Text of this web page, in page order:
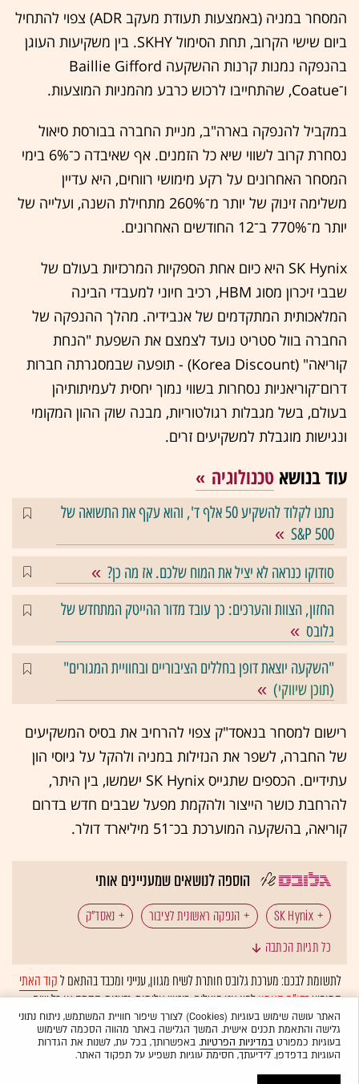
המסחר במניה (באמצעות תעודת מעקב ADR) צפוי להתחיל
ביום שישי הקרוב, תחת הסימול SKHY. בין משקיעות העוגן
בהנפקה נמנות קרנות ההשקעה Baillie Gifford
ו־Coatue, שהתחייבו לרכוש כרבע מהמניות המוצעות.
במקביל להנפקה בארה"ב, מניית החברה בבורסת סיאול
נסחרת קרוב לשווי שיא כל הזמנים. אף שאיבדה כ־6% בימי
המסחר האחרונים על רקע מימושי רווחים, היא עדיין
משלימה זינוק של יותר מ־260% מתחילת השנה, ועלייה של
יותר מ־770% ב־12 החודשים האחרונים.
SK Hynix היא כיום אחת הספקיות המרכזיות בעולם של
שבבי זיכרון מסוג HBM, רכיב חיוני למעבדי הבינה
המלאכותית המתקדמים של אנבידיה. מהלך ההנפקה של
החברה בוול סטריט נועד לצמצם את השפעת "הנחת
קוריאה" (Korea Discount) - תופעה שבמסגרתה חברות
דרום־קוריאניות נסחרות בשווי נמוך יחסית לעמיתותיהן
בעולם, בשל מגבלות רגולטוריות, מבנה שוק ההון המקומי
ונגישות מוגבלת למשקיעים זרים.
עוד בנושא טכנולוגיה
נתנו לקלוד להשקיע 50 אלף ד', והוא עקף את התשואה של
S&P 500
סודוקו כנראה לא יציל את המוח שלכם. אז מה כן?
החזון, הצוות והערכים: כך עובד מדור ההייטק המתחדש של
גלובס
"השקעה יוצאת דופן בחללים הציבוריים ובחוויית המגורים"
(תוכן שיווקי)
רישום למסחר בנאסד"ק צפוי להרחיב את בסיס המשקיעים
של החברה, לשפר את הנזילות במניה ולהקל על גיוסי הון
עתידיים. הכספים שתגייס SK Hynix ישמשו, בין היתר,
להרחבת כושר הייצור ולהקמת מפעל שבבים חדש בדרום
קוריאה, בהשקעה המוערכת בכ־51 מיליארד דולר.
הוספה לנושאים שמעניינים אותי
SK Hynix הנפקה ראשונית לציבור נאסד"ק
מניות טכנולוגיה דרום קוריאה
כל תגיות הכתבה
לתשומת לבכם: מערכת גלובס חותרת לשיח מגוון, ענייני ומכבד בהתאם לקוד האתי
המופיעבדו"ח האמוןלפיו אנו פועלים. ביטויי אלימות, גזענות, הסתה או כל שיח
בלתי הולם אחר מסוננים בצורהאוטומטיתולא יפורסמו באתר.
האתר עושה שימוש בעוגיות (Cookies) לצורך שיפור חוויית המשתמש, ניתוח נתוני
גלישה והתאמת תכנים אישית. המשך הגלישה באתר מהווה הסכמה לשימוש
בעוגיות כמפורטבמדיניות הפרטיות. באפשרותך, בכל עת, לשנות את הגדרות
העוגיות בדפדפן. לידיעתך, חסימת עוגיות תשפיע על תפקוד האתר.